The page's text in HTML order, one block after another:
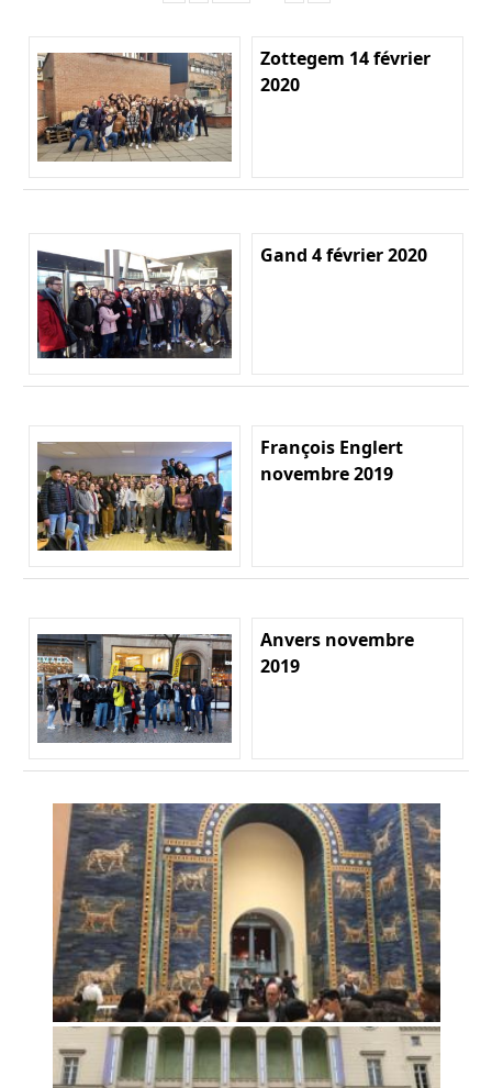
Zottegem 14 février
2020
Gand 4 février 2020
François Englert
novembre 2019
Anvers novembre
2019